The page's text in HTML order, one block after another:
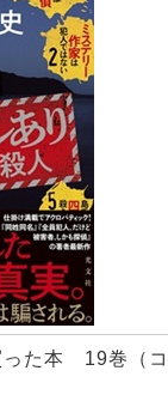
った本 19巻（コ